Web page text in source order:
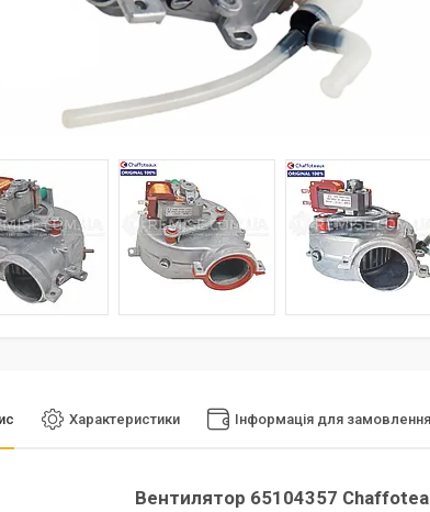
Характеристики Інформація для замовлення
Вентилятор 65104357